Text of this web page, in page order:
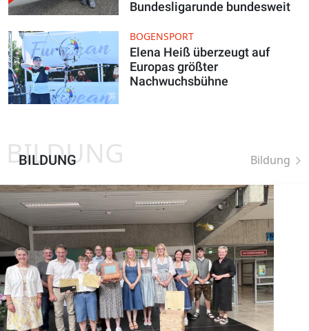
Bundesligarunde bundesweit
BOGENSPORT
Elena Heiß überzeugt auf
Europas größter
Nachwuchsbühne
BILDUNG
BILDUNG Bildung